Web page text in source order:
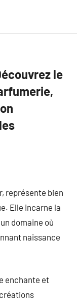
le
représente bien
Elle incarne la
domaine où
naissance
enchante et